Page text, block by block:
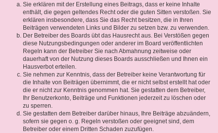
Sie erklären mit der Erstellung eines Beitrags, dass er keine Inhalte
enthält, die gegen geltendes Recht oder die guten Sitten verstoßen. Sie
erklären insbesondere, dass Sie das Recht besitzen, die in Ihren
Beiträgen verwendeten Links und Bilder zu setzen bzw. zu verwenden.
Der Betreiber des Boards übt das Hausrecht aus. Bei Verstößen gegen
diese Nutzungsbedingungen oder anderer im Board veröffentlichten
Regeln kann der Betreiber Sie nach Abmahnung zeitweise oder
dauerhaft von der Nutzung dieses Boards ausschließen und Ihnen ein
Hausverbot erteilen.
Sie nehmen zur Kenntnis, dass der Betreiber keine Verantwortung für
die Inhalte von Beiträgen übernimmt, die er nicht selbst erstellt hat oder
die er nicht zur Kenntnis genommen hat. Sie gestatten dem Betreiber,
Ihr Benutzerkonto, Beiträge und Funktionen jederzeit zu löschen oder
zu sperren.
Sie gestatten dem Betreiber darüber hinaus, Ihre Beiträge abzuändern,
sofern sie gegen o. g. Regeln verstoßen oder geeignet sind, dem
Betreiber oder einem Dritten Schaden zuzufügen.